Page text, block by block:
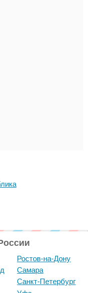
Ростов-на-Дону
Самара
Санкт-Петербург